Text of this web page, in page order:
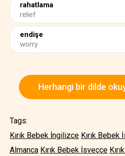
rahatlama
relief
endişe
worry
Herhangi bir dilde
Tags:
Kırık Bebek İngilizce Kırık Bebek
Almanca Kırık Bebek İsveççe